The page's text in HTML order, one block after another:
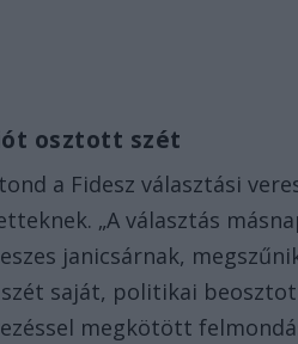
osztott szét
a Fidesz választási
„A választás
janicsárnak,
saját, politikai
megkötött